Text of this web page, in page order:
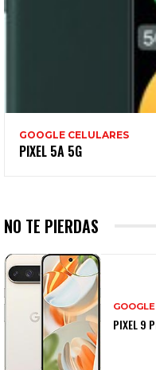
GOOGLE CELULARES
PIXEL 5A 5G
NO TE PIERDAS
PIXEL 9